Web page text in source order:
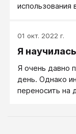
использования
01 окт. 2022 г.
Я
Я очень давно
день. Однако
переносить на